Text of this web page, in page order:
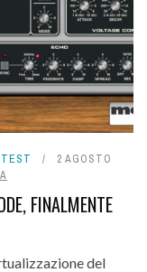
TEST
2 AGOSTO
FINALMENTE
del